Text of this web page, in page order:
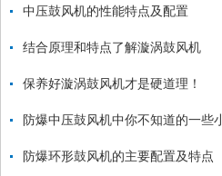
中压鼓风机的性能特点及配置
结合原理和特点了解漩涡鼓风机
保养好漩涡鼓风机才是硬道理！
防爆环形鼓风机的主要配置及特点